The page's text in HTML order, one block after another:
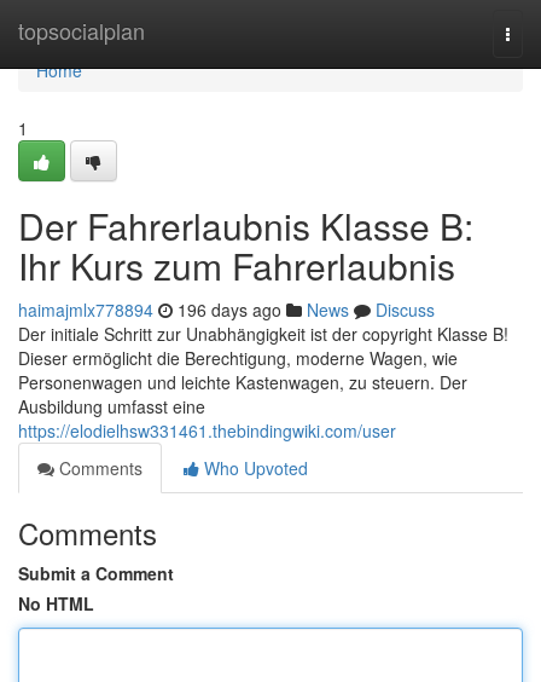
topsocialplan
Home
Home
1
Der Fahrerlaubnis Klasse B:
Ihr Kurs zum Fahrerlaubnis
haimajmlx778894 196 days ago News
Discuss
Der initiale Schritt zur Unabhängigkeit ist der copyright Klasse B!
Dieser ermöglicht die Berechtigung, moderne Wagen, wie
Personenwagen und leichte Kastenwagen, zu steuern. Der
Ausbildung umfasst eine
https://elodielhsw331461.thebindingwiki.com/user
Comments
Who Upvoted
Comments
Submit a Comment
No HTML